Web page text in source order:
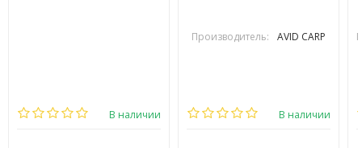
В наличии
Производитель: AVID CARP
В наличии